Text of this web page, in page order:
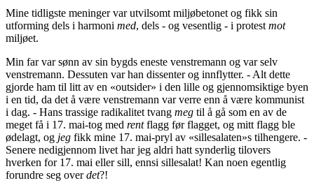
Mine tidligste meninger var utvilsomt miljøbetonet og fikk sin
utforming dels i harmoni med, dels - og vesentlig - i protest mot
miljøet.
Min far var sønn av sin bygds eneste venstremann og var selv
venstremann. Dessuten var han dissenter og innflytter. - Alt dette
gjorde ham til litt av en «outsider» i den lille og gjennomsiktige byen
i en tid, da det å være venstremann var verre enn å være kommunist
i dag. - Hans trassige radikalitet tvang meg til å gå som en av de
meget få i 17. mai-tog med rentflagg før flagget, og mitt flagg ble
ødelagt, og jeg fikk mine 17. mai-pryl av «sillesalaten»s tilhengere. -
Senere nedigjennom livet har jeg aldri hatt synderlig tilovers
hverken for 17. mai eller sill, ennsi sillesalat! Kan noen egentlig
forundre seg overdet?!